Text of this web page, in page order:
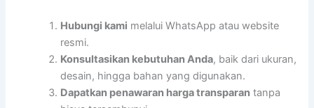
Hubungi kami melalui WhatsApp atau website
resmi.
Konsultasikan kebutuhan Anda, baik dari ukuran,
desain, hingga bahan yang digunakan.
Dapatkan penawaran harga transparan tanpa